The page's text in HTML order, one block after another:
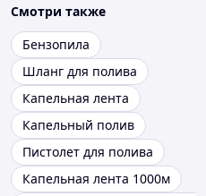
Смотри также
Бензопила
Шланг для полива
Капельная лента
Капельный полив
Пистолет для полива
Капельная лента 1000м